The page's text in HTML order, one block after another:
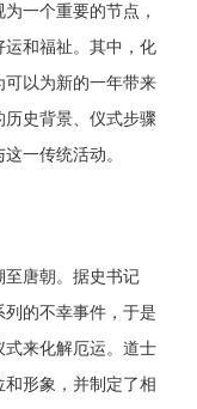
一个重要的节点，
运和福祉。其中，化
可以为新的一年带来
史背景、仪式步骤
一传统活动。
至唐朝。据史书记
的不幸事件，于是
来化解厄运。道士
形象，并制定了相